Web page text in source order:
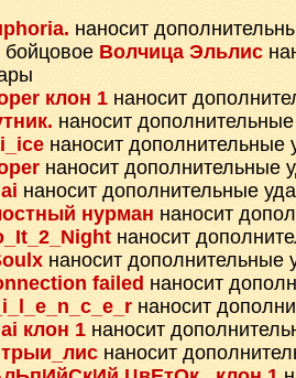
наносит
Волчица Эльлис
клон 1 наносит
наносит
наносит дополнительные
наносит дополнительные
наносит дополнительные
нурман наносит
наносит
наносит дополнительные
failed наносит
наносит
клон 1 наносит
наносит